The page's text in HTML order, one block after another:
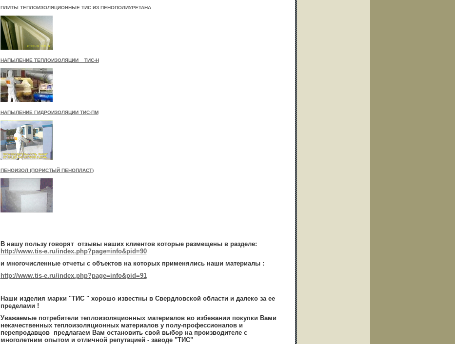
ПЛИТЫ ТЕПЛОИЗОЛЯЦИОННЫЕ ТИС ИЗ ПЕНОПОЛИУРЕТАНА
НАПЫЛЕНИЕ ТЕПЛОИЗОЛЯЦИИ ТИС-Н
НАПЫЛЕНИЕ ГИДРОИЗОЛЯЦИИ ТИС-ПМ
ПЕНОИЗОЛ (ПОРИСТЫЙ ПЕНОПЛАСТ)
В нашу пользу говорят отзывы наших клиентов которые размещены в разделе:
http://www.tis-e.ru/index.php?page=info&pid=90
и многочисленные отчеты с объектов на которых применялись наши материалы :
http://www.tis-e.ru/index.php?page=info&pid=91
Наши изделия марки "ТИС " хорошо известны в Свердловской области и далеко за ее
пределами !
Уважаемые потребители теплоизоляционных материалов во избежании покупки Вами
некачественных теплоизоляционных материалов у полу-профессионалов и
перепродавцов предлагаем Вам остановить свой выбор на производителе с
многолетним опытом и отличной репутацией - заводе "ТИС"